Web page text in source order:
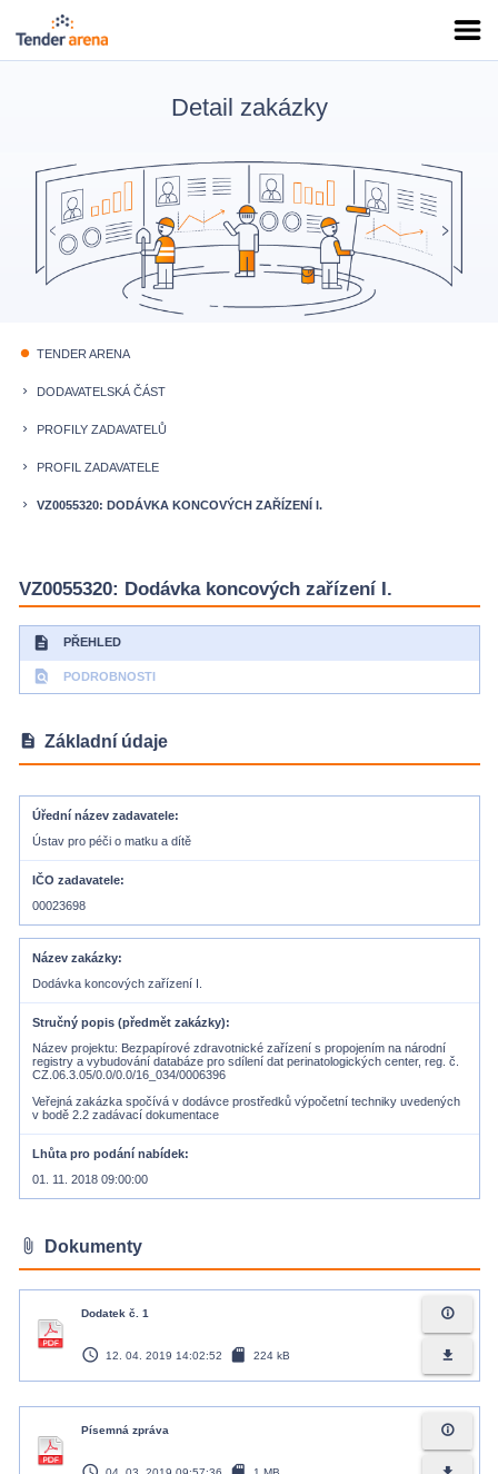
Detail zakázky
fiber_manual_record TENDER ARENA
keyboard_arrow_right DODAVATELSKÁ ČÁST
keyboard_arrow_right PROFILY ZADAVATELŮ
keyboard_arrow_right PROFIL ZADAVATELE
keyboard_arrow_right VZ0055320: DODÁVKA KONCOVÝCH ZAŘÍZENÍ I.
VZ0055320: Dodávka koncových zařízení I.
description PŘEHLED
find_in_page PODROBNOSTI
description Základní údaje
Úřední název zadavatele
Ústav pro péči o matku a dítě
IČO zadavatele
00023698
Název zakázky
Dodávka koncových zařízení I.
Stručný popis (předmět zakázky)
Název projektu: Bezpapírové zdravotnické zařízení s propojením na národní
registry a vybudování databáze pro sdílení dat perinatologických center, reg. č.
CZ.06.3.05/0.0/0.0/16_034/0006396
Veřejná zakázka spočívá v dodávce prostředků výpočetní techniky uvedených
v bodě 2.2 zadávací dokumentace
Lhůta pro podání nabídek
01. 11. 2018 09:00:00
attach_file Dokumenty
Dodatek č. 1
access_time 12. 04. 2019 14:02:52 sd_card 224 kB
info_outline
file_download
Písemná zpráva info_outline